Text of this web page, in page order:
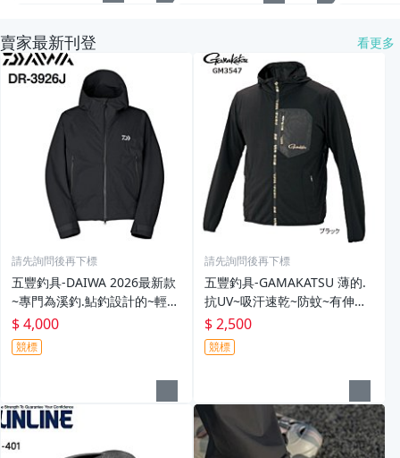
賣家最新刊登 看更多
請先詢問後再下標
五豐釣具-DAIWA 2026最新款
~專門為溪釣.鮎釣設計的~輕
便.薄的短版防水雨衣DR-3926J
外套特價4000元
$ 4,000
競標
請先詢問後再下標
五豐釣具-GAMAKATSU 薄的.
抗UV~吸汗速乾~防蚊~有伸縮
彈性付帽防曬外套 GM-3547
特價2000元
$ 2,500
競標